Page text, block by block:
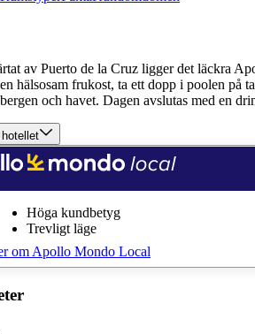
av Puerto de la Cruz ligger det läckra
hälsosam frukost, ta ett dopp i poolen på
och havet. Dagen avslutas med en
Höga kundbetyg
Trevligt läge
om Apollo Mondo Local